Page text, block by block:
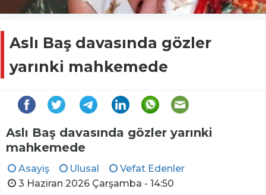
Aslı Baş davasında gözler
yarınki mahkemede
Aslı Baş davasında gözler yarınki
mahkemede
Asayiş Ulusal
Vefat Edenler
3 Haziran 2026 Çarşamba - 14:50